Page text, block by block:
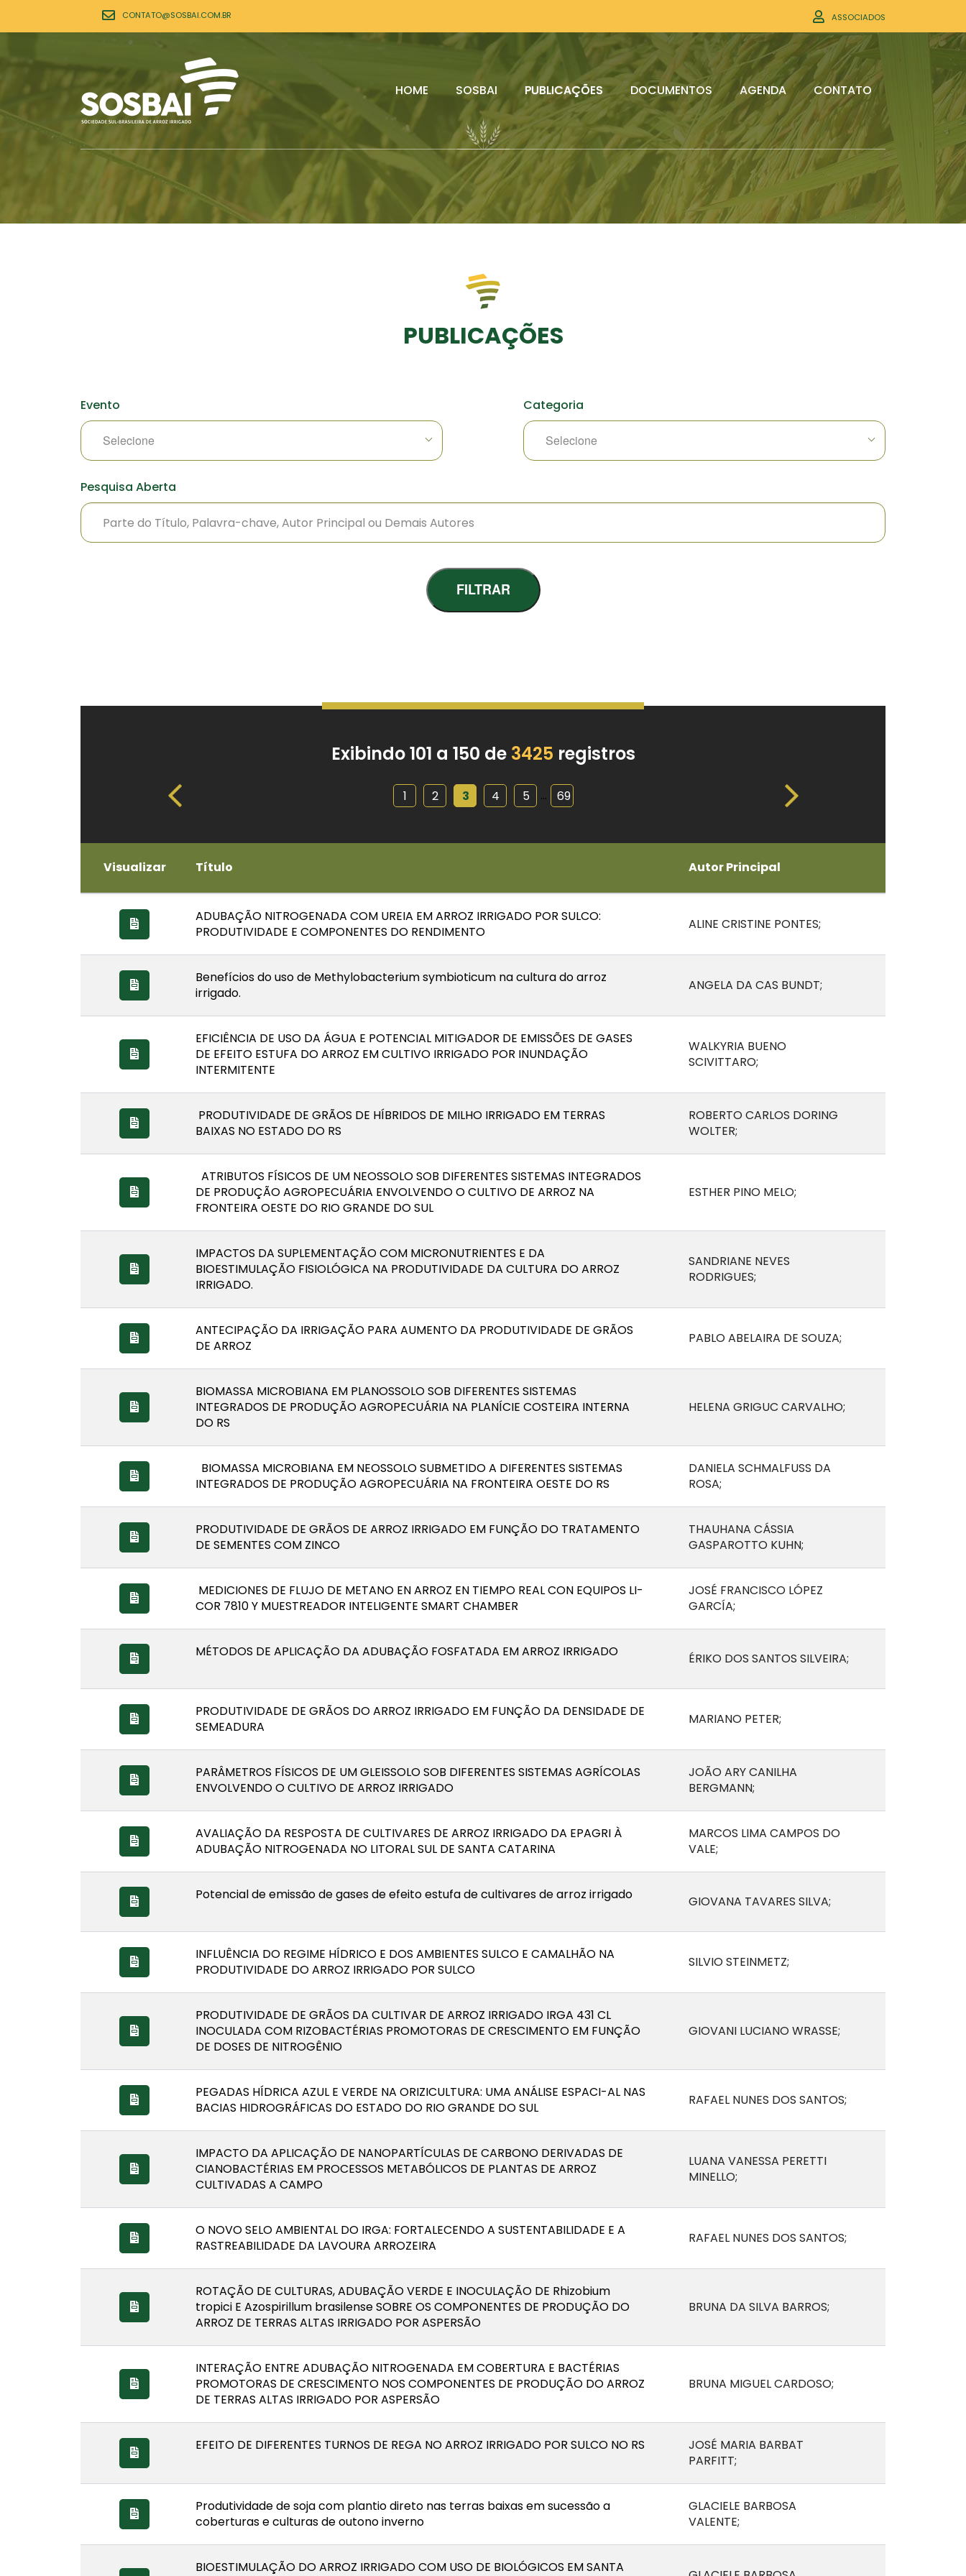
CONTATO@SOSBAI.COM.BR ASSOCIADOS
HOME SOSBAI PUBLICAÇÕES DOCUMENTOS AGENDA CONTATO
PUBLICAÇÕES
Evento Categoria
Pesquisa Aberta
FILTRAR
Exibindo 101 a 150 de 3425 registros
1 2 3 4 5 ... 69
Visualizar Título Autor Principal
ADUBAÇÃO NITROGENADA COM UREIA EM ARROZ IRRIGADO POR SULCO:
PRODUTIVIDADE E COMPONENTES DO RENDIMENTO
ALINE CRISTINE PONTES;
Benefícios do uso de Methylobacterium symbioticum na cultura do arroz
irrigado.
ANGELA DA CAS BUNDT;
EFICIÊNCIA DE USO DA ÁGUA E POTENCIAL MITIGADOR DE EMISSÕES DE GASES
DE EFEITO ESTUFA DO ARROZ EM CULTIVO IRRIGADO POR INUNDAÇÃO
INTERMITENTE
WALKYRIA BUENO
SCIVITTARO;
PRODUTIVIDADE DE GRÃOS DE HÍBRIDOS DE MILHO IRRIGADO EM TERRAS
BAIXAS NO ESTADO DO RS
ROBERTO CARLOS DORING
WOLTER;
ATRIBUTOS FÍSICOS DE UM NEOSSOLO SOB DIFERENTES SISTEMAS INTEGRADOS
DE PRODUÇÃO AGROPECUÁRIA ENVOLVENDO O CULTIVO DE ARROZ NA
FRONTEIRA OESTE DO RIO GRANDE DO SUL
ESTHER PINO MELO;
IMPACTOS DA SUPLEMENTAÇÃO COM MICRONUTRIENTES E DA
BIOESTIMULAÇÃO FISIOLÓGICA NA PRODUTIVIDADE DA CULTURA DO ARROZ
IRRIGADO.
SANDRIANE NEVES
RODRIGUES;
ANTECIPAÇÃO DA IRRIGAÇÃO PARA AUMENTO DA PRODUTIVIDADE DE GRÃOS
DE ARROZ
PABLO ABELAIRA DE SOUZA;
BIOMASSA MICROBIANA EM PLANOSSOLO SOB DIFERENTES SISTEMAS
INTEGRADOS DE PRODUÇÃO AGROPECUÁRIA NA PLANÍCIE COSTEIRA INTERNA
DO RS
HELENA GRIGUC CARVALHO;
BIOMASSA MICROBIANA EM NEOSSOLO SUBMETIDO A DIFERENTES SISTEMAS
INTEGRADOS DE PRODUÇÃO AGROPECUÁRIA NA FRONTEIRA OESTE DO RS
DANIELA SCHMALFUSS DA
ROSA;
PRODUTIVIDADE DE GRÃOS DE ARROZ IRRIGADO EM FUNÇÃO DO TRATAMENTO
DE SEMENTES COM ZINCO
THAUHANA CÁSSIA
GASPAROTTO KUHN;
MEDICIONES DE FLUJO DE METANO EN ARROZ EN TIEMPO REAL CON EQUIPOS LI-
COR 7810 Y MUESTREADOR INTELIGENTE SMART CHAMBER
JOSÉ FRANCISCO LÓPEZ
GARCÍA;
MÉTODOS DE APLICAÇÃO DA ADUBAÇÃO FOSFATADA EM ARROZ IRRIGADO ÉRIKO DOS SANTOS SILVEIRA;
PRODUTIVIDADE DE GRÃOS DO ARROZ IRRIGADO EM FUNÇÃO DA DENSIDADE DE
SEMEADURA
MARIANO PETER;
PARÂMETROS FÍSICOS DE UM GLEISSOLO SOB DIFERENTES SISTEMAS AGRÍCOLAS
ENVOLVENDO O CULTIVO DE ARROZ IRRIGADO
JOÃO ARY CANILHA
BERGMANN;
AVALIAÇÃO DA RESPOSTA DE CULTIVARES DE ARROZ IRRIGADO DA EPAGRI À
ADUBAÇÃO NITROGENADA NO LITORAL SUL DE SANTA CATARINA
MARCOS LIMA CAMPOS DO
VALE;
Potencial de emissão de gases de efeito estufa de cultivares de arroz irrigado GIOVANA TAVARES SILVA;
INFLUÊNCIA DO REGIME HÍDRICO E DOS AMBIENTES SULCO E CAMALHÃO NA
PRODUTIVIDADE DO ARROZ IRRIGADO POR SULCO
SILVIO STEINMETZ;
PRODUTIVIDADE DE GRÃOS DA CULTIVAR DE ARROZ IRRIGADO IRGA 431 CL
INOCULADA COM RIZOBACTÉRIAS PROMOTORAS DE CRESCIMENTO EM FUNÇÃO
DE DOSES DE NITROGÊNIO
GIOVANI LUCIANO WRASSE;
PEGADAS HÍDRICA AZUL E VERDE NA ORIZICULTURA: UMA ANÁLISE ESPACI-AL NAS
BACIAS HIDROGRÁFICAS DO ESTADO DO RIO GRANDE DO SUL
RAFAEL NUNES DOS SANTOS;
IMPACTO DA APLICAÇÃO DE NANOPARTÍCULAS DE CARBONO DERIVADAS DE
CIANOBACTÉRIAS EM PROCESSOS METABÓLICOS DE PLANTAS DE ARROZ
CULTIVADAS A CAMPO
LUANA VANESSA PERETTI
MINELLO;
O NOVO SELO AMBIENTAL DO IRGA: FORTALECENDO A SUSTENTABILIDADE E A
RASTREABILIDADE DA LAVOURA ARROZEIRA
RAFAEL NUNES DOS SANTOS;
ROTAÇÃO DE CULTURAS, ADUBAÇÃO VERDE E INOCULAÇÃO DE Rhizobium
tropici E Azospirillum brasilense SOBRE OS COMPONENTES DE PRODUÇÃO DO
ARROZ DE TERRAS ALTAS IRRIGADO POR ASPERSÃO
BRUNA DA SILVA BARROS;
INTERAÇÃO ENTRE ADUBAÇÃO NITROGENADA EM COBERTURA E BACTÉRIAS
PROMOTORAS DE CRESCIMENTO NOS COMPONENTES DE PRODUÇÃO DO ARROZ
DE TERRAS ALTAS IRRIGADO POR ASPERSÃO
BRUNA MIGUEL CARDOSO;
EFEITO DE DIFERENTES TURNOS DE REGA NO ARROZ IRRIGADO POR SULCO NO RS
JOSÉ MARIA BARBAT
PARFITT;
Produtividade de soja com plantio direto nas terras baixas em sucessão a
coberturas e culturas de outono inverno
GLACIELE BARBOSA
VALENTE;
BIOESTIMULAÇÃO DO ARROZ IRRIGADO COM USO DE BIOLÓGICOS EM SANTA